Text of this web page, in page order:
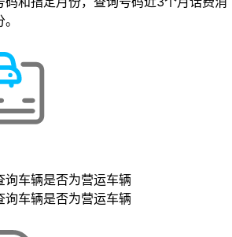
询车辆是否为营运车辆
询车辆是否为营运车辆